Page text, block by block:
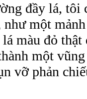
đầy lá, tôi
như một
màu đỏ thật
một
vỡ phản